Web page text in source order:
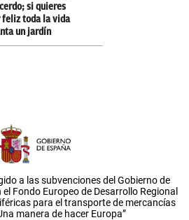
si quieres
feliz toda la vida
un jardín
a las subvenciones del Gobierno de
Fondo Europeo de Desarrollo Regional
para el transporte de mercancías
manera de hacer Europa”